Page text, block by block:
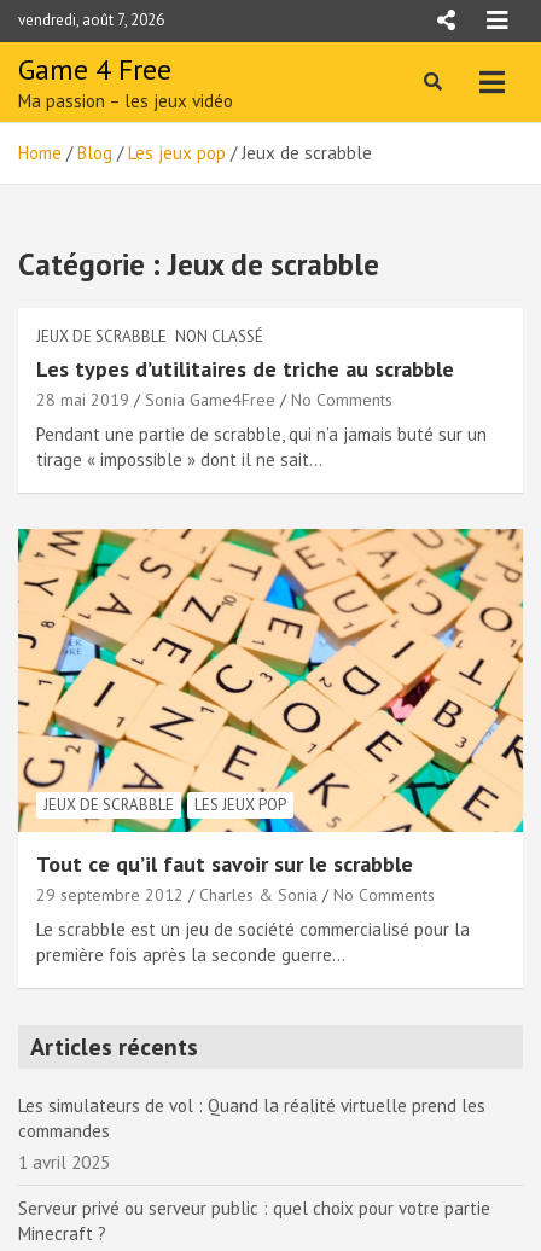
Skip
to
content
vendredi, août 7, 2026
Game 4 Free
Ma passion – les jeux vidéo
Home Blog Les jeux pop Jeux de scrabble
Catégorie :Jeux de scrabble
JEUX DE SCRABBLE NON CLASSÉ
Les types d’utilitaires de triche au scrabble
28 mai 2019 Sonia Game4Free No Comments
Pendant une partie de scrabble, qui n’a jamais buté sur un
tirage « impossible » dont il ne sait…
JEUX DE SCRABBLE LES JEUX POP
Tout ce qu’il faut savoir sur le scrabble
29 septembre 2012 Charles & Sonia No Comments
Le scrabble est un jeu de société commercialisé pour la
première fois après la seconde guerre…
Articles récents
Les simulateurs de vol : Quand la réalité virtuelle prend les
commandes
1 avril 2025
Serveur privé ou serveur public : quel choix pour votre partie
Minecraft ?